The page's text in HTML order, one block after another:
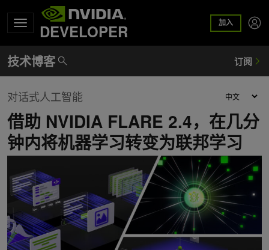
DEVELOPER 加入
对话式人工智能
借助 NVIDIA FLARE 2.4，在几分
钟内将机器学习转变为联邦学习